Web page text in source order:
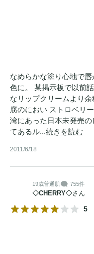
なめらかな塗り心地で
色に。 某掲示板で以前
なリップクリームより
腐のにおい ストロベリ
湾にあった日本未発売
てあるル...続きを読む
2011/6/18
19歳普通肌 755件
◇CHERRY◇さん
5